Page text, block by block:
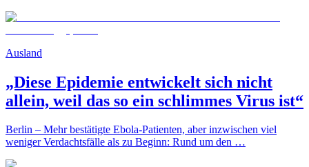
Ausland
„Diese Epidemie entwickelt sich nicht
allein, weil das so ein schlimmes Virus ist“
Berlin – Mehr bestätigte Ebola-Patienten, aber inzwischen viel
weniger Verdachtsfälle als zu Beginn: Rund um den …